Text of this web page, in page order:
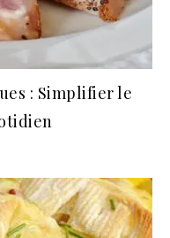
: Simplifier le